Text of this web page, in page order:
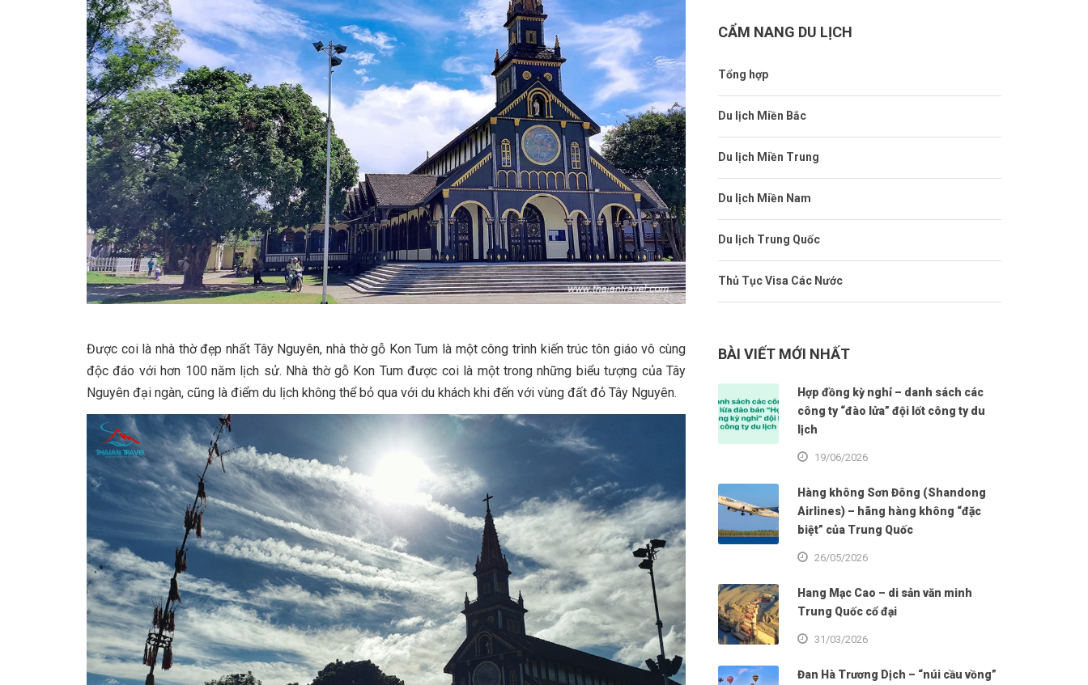
Được coi là nhà thờ đẹp nhất Tây Nguyên, nhà thờ gỗ Kon Tum là một công trình kiến trúc tôn giáo vô cùng
độc đáo với hơn 100 năm lịch sử. Nhà thờ gỗ Kon Tum được coi là một trong những biểu tượng của Tây
Nguyên đại ngàn, cũng là điểm du lịch không thể bỏ qua với du khách khi đến với vùng đất đỏ Tây Nguyên.
CẨM NANG DU LỊCH
Tổng hợp
Du lịch Miền Bắc
Du lịch Miền Trung
Du lịch Miền Nam
Du lịch Trung Quốc
Thủ Tục Visa Các Nước
BÀI VIẾT MỚI NHẤT
Hợp đồng kỳ nghỉ – danh sách các
công ty “đào lửa” đội lốt công ty du
lịch
19/06/2026
Hàng không Sơn Đông (Shandong
Airlines) – hãng hàng không “đặc
biệt” của Trung Quốc
26/05/2026
Hang Mạc Cao – di sản văn minh
Trung Quốc cổ đại
31/03/2026
Đan Hà Trương Dịch – “núi cầu vồng”